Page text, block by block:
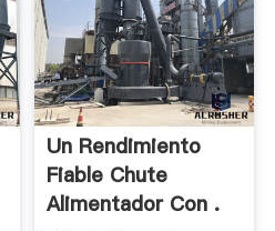
Un Rendimiento
Fiable Chute
Alimentador Con .